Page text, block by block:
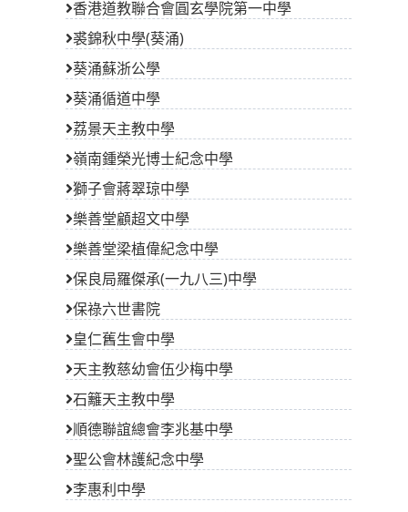
香港道教聯合會圓玄學院第一中學
裘錦秋中學(葵涌)
葵涌蘇浙公學
葵涌循道中學
荔景天主教中學
嶺南鍾榮光博士紀念中學
獅子會蔣翠琼中學
樂善堂顧超文中學
樂善堂梁植偉紀念中學
保良局羅傑承(一九八三)中學
保祿六世書院
皇仁舊生會中學
天主教慈幼會伍少梅中學
石籬天主教中學
順德聯誼總會李兆基中學
聖公會林護紀念中學
李惠利中學